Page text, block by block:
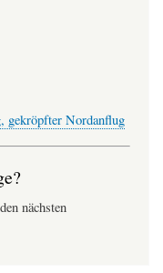
gekröpfter Nordanflug
nächsten